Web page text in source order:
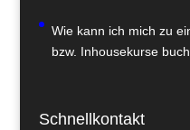
Wie kann ich mich zu
bzw. Inhousekurse
Schnellkontakt